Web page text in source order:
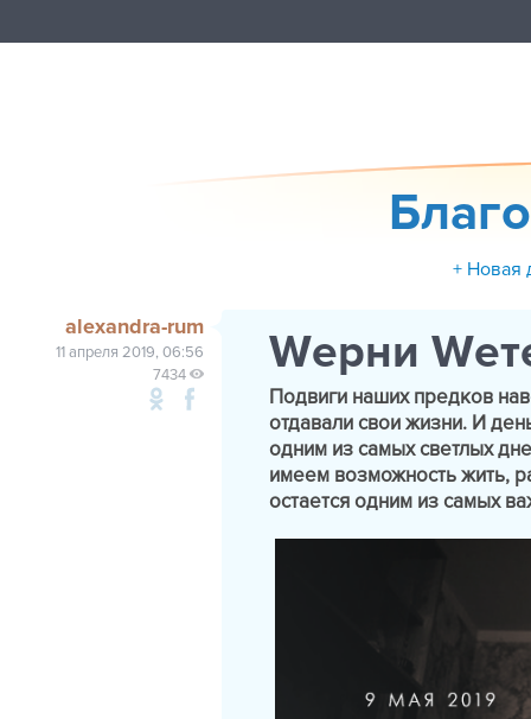
+ Новая
alexandra-rum
11 апреля 2019, 06:56
7434
Wерни
Подвиги наших предков
отдавали свои жизни. И
одним из самых светлых
имеем возможность жить,
остается одним из самых